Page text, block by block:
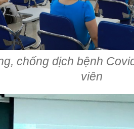
chống dịch bệnh
viên